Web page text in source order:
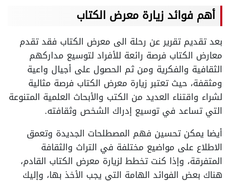
أهم فوائد زيارة معرض الكتاب
بعد تقديم تقرير عن رحلة الى معرض الكتاب فقد تقدم
معارض الكتاب فرصة رائعة للأفراد لتوسيع مداركهم
الثقافية والفكرية ومن ثم الحصول على أجيال واعية
ومثقفة، حيث تعتبر زيارة معرض الكتاب فرصة مثالية
لشراء واقتناء العديد من الكتب والأبحاث العلمية المتنوعة
التي تساعد في توسيع إدراك الشخص وثقافته.
أيضا يمكن تحسين فهم المصطلحات الجديدة وتعمق
الاطلاع على مواضيع مختلفة في التراث والثقافة
المتفرقة، وإذا كنت تخطط لزيارة معرض الكتاب القادم،
هناك بعض الفوائد الهامة التي يجب الأخذ بها، وإليك